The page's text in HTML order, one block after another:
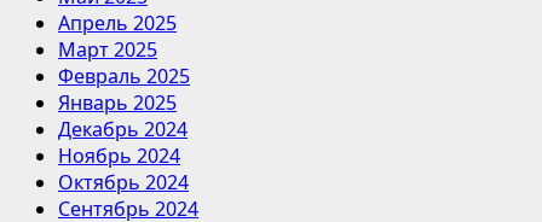
Апрель 2025
Март 2025
Февраль 2025
Январь 2025
Декабрь 2024
Ноябрь 2024
Октябрь 2024
Сентябрь 2024